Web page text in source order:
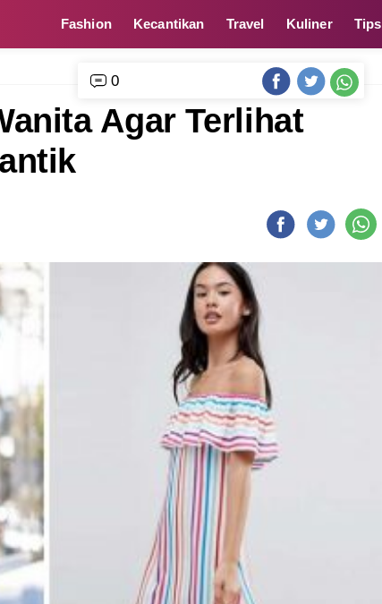
Fashion Kecantikan Travel Kuliner Tips
Agar Terlihat
0